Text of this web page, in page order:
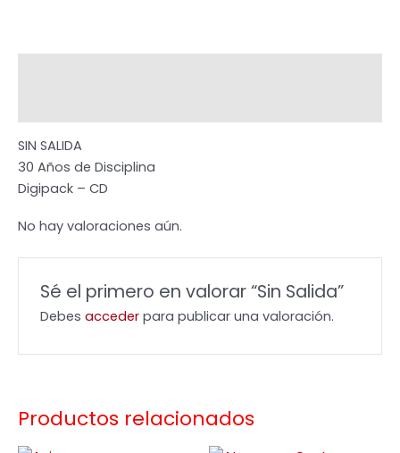
SIN SALIDA
30 Años de Disciplina
Digipack – CD
No hay valoraciones aún.
Sé el primero en valorar “Sin Salida”
Debesacceder para publicar una valoración.
Productos relacionados